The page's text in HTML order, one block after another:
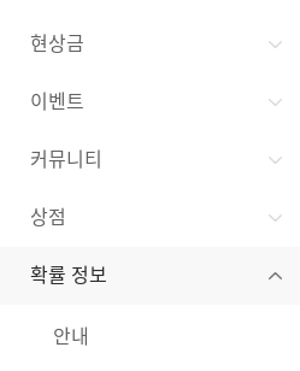
현상금
이벤트
커뮤니티
상점
확률 정보
안내